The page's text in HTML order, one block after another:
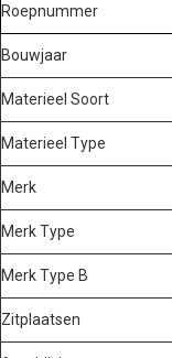
Roepnummer
Bouwjaar
Materieel Soort
Materieel Type
Merk
Merk Type
Merk Type B
Zitplaatsen